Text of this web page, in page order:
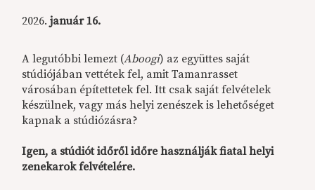
január 16.
A legutóbbi lemezt (Aboogi) az együttes saját
stúdiójában vettétek fel, amit Tamanrasset
városában építettetek fel. Itt csak saját felvételek
készülnek, vagy más helyi zenészek is lehetőséget
kapnak a stúdiózásra?
Igen, a stúdiót időről időre használják fiatal helyi
zenekarok felvételére.